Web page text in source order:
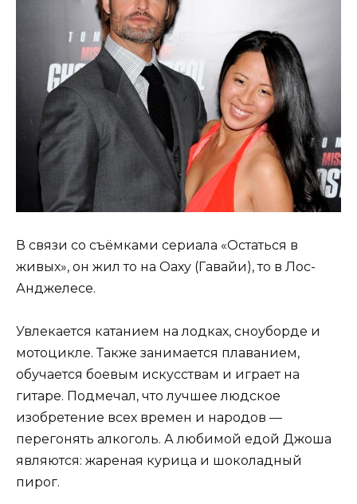
В связи со съёмками сериала «Остаться в
живых», он жил то на Оаху (Гавайи), то в Лос-
Анджелесе.
Увлекается катанием на лодках, сноуборде и
мотоцикле. Также занимается плаванием,
обучается боевым искусствам и играет на
гитаре. Подмечал, что лучшее людское
изобретение всех времен и народов —
перегонять алкоголь. А любимой едой Джоша
являются: жареная курица и шоколадный
пирог.